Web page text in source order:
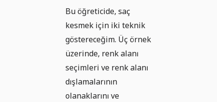
Bu öğreticide, saç
kesmek için iki teknik
göstereceğim. Üç örnek
üzerinde, renk alanı
seçimleri ve renk alanı
dışlamalarının
olanaklarını ve